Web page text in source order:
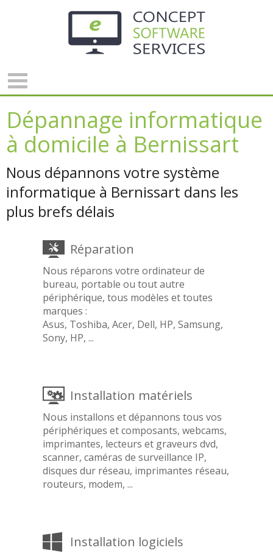
Dépannage informatique
à domicile à Bernissart
Nous dépannons votre système
informatique à Bernissart dans les
plus brefs délais
Réparation
Nous réparons votre ordinateur de
bureau, portable ou tout autre
périphérique, tous modèles et toutes
marques :
Asus, Toshiba, Acer, Dell, HP, Samsung,
Sony, HP, ...
Installation matériels
Nous installons et dépannons tous vos
périphériques et composants, webcams,
imprimantes, lecteurs et graveurs dvd,
scanner, caméras de surveillance IP,
disques dur réseau, imprimantes réseau,
routeurs, modem, ...
Installation logiciels